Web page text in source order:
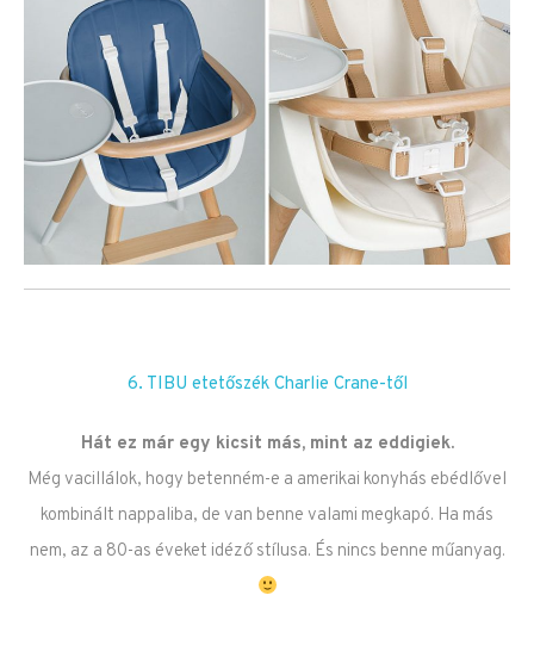
6. TIBU etetőszék Charlie Crane-től
Hát ez már egy kicsit más, mint az eddigiek.
Még vacillálok, hogy betenném-e a amerikai konyhás ebédlővel
kombinált nappaliba, de van benne valami megkapó. Ha más
nem, az a 80-as éveket idéző stílusa. És nincs benne műanyag.